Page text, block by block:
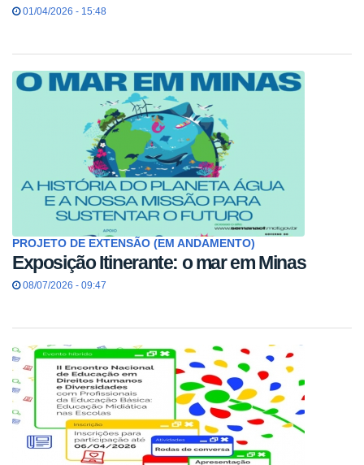
01/04/2026 - 15:48
PROJETO DE EXTENSÃO (EM ANDAMENTO)
Exposição Itinerante: o mar em Minas
08/07/2026 - 09:47